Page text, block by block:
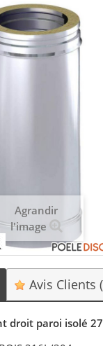
Agrandir
l'image
Avis Clients
droit paroi isolé